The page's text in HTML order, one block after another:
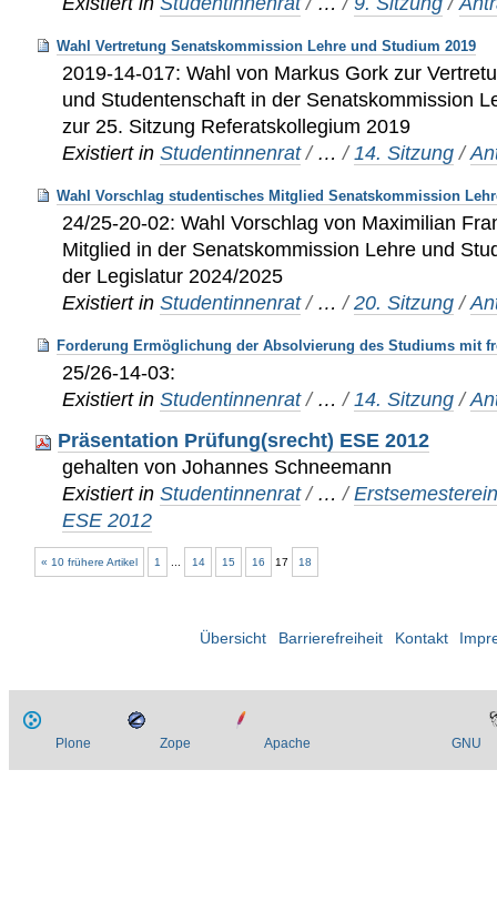
Wahl Vertretung Senatskommission Lehre und Studium 2019
2019-14-017: Wahl von Markus Gork zur
und Studentenschaft in der Senatskommission
zur 25. Sitzung Referatskollegium 2019
Existiert in Studentinnenrat / …/14. Sitzung /
Wahl Vorschlag studentisches Mitglied Senatskommission
24/25-20-02: Wahl Vorschlag von Maximilian
Mitglied in der Senatskommission Lehre und
der Legislatur 2024/2025
Existiert in Studentinnenrat / …/20. Sitzung /
Forderung Ermöglichung der Absolvierung des Studiums mit
25/26-14-03:
Existiert in Studentinnenrat / …/ 14. Sitzung /
Präsentation Prüfung(srecht) ESE 2012
gehalten von Johannes Schneemann
Existiert in Studentinnenrat / …/
ESE 2012
« 10 frühere Artikel 1 14 15 16 17 18
Übersicht Barrierefreiheit Kontakt
Plone Zope Apache GNU